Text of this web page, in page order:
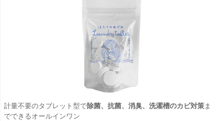
計量不要のタブレット型で除菌、抗菌、消臭、洗濯槽のカビ対策ま
でできるオールインワン